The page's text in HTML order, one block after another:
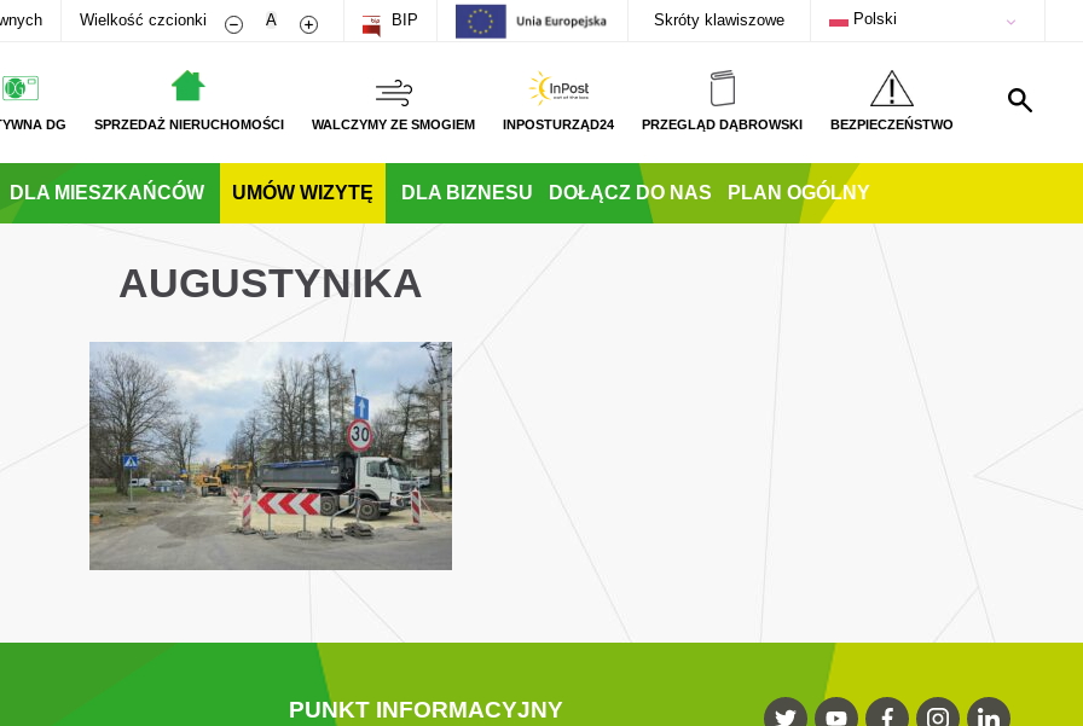
Wielkość czcionki Zmniejsz rozmiar czcionki
A Zwiększ rozmiar czcionki
BIP Skróty klawiszowe Polski
DG SPRZEDAŻ NIERUCHOMOŚCI WALCZYMY ZE SMOGIEM INPOSTURZĄD24 PRZEGLĄD DĄBROWSKI BEZPIECZEŃSTWO
DLA MIESZKAŃCÓW UMÓW WIZYTĘ DLA BIZNESU DOŁĄCZ DO NAS PLAN OGÓLNY
AUGUSTYNIKA
PUNKT INFORMACYJNY